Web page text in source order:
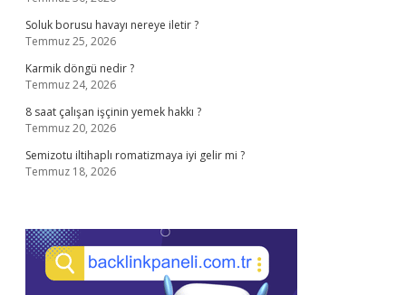
Soluk borusu havayı nereye iletir ?
Temmuz 25, 2026
Karmik döngü nedir ?
Temmuz 24, 2026
8 saat çalışan işçinin yemek hakkı ?
Temmuz 20, 2026
Semizotu iltihaplı romatizmaya iyi gelir mi ?
Temmuz 18, 2026